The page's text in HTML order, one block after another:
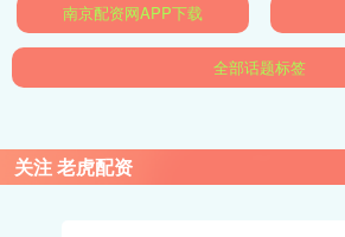
南京配资网APP下载
全部话题标签
关注 老虎配资